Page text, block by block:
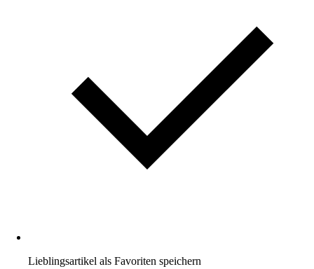
Lieblingsartikel als Favoriten speichern